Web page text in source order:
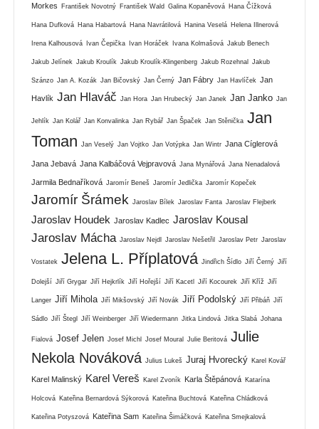
Morkes František Novotný František Wald Galina Kopaněvová Hana Čížková
Hana Dufková Hana Habartová Hana Navrátilová Hanina Veselá Helena Illnerová
Irena Kalhousová Ivan Čepička Ivan Horáček Ivana Kolmašová Jakub Benech
Jakub Jelínek Jakub Kroulík Jakub Kroulík-Klingenberg Jakub Rozehnal Jakub
Szánzo Jan A. Kozák Jan Bičovský Jan Černý Jan Fábry Jan Havlíček Jan
Havlík Jan Hlaváč Jan Hora Jan Hrubecký Jan Janek Jan Janko Jan
Jehlík Jan Kolář Jan Konvalinka Jan Rybář Jan Špaček Jan Stěnička Jan
Toman
Jan Veselý Jan Vojtko Jan Votýpka Jan Wintr Jana Cíglerová
Jana Jebavá Jana Kalbáčová Vejpravová Jana Mynářová Jana Nenadalová
Jarmila Bednaříková Jaromír Beneš Jaromír Jedlička Jaromír Kopeček
Jaromír Šrámek Jaroslav Bílek Jaroslav Fanta Jaroslav Flejberk
Jaroslav Houdek Jaroslav Kadlec Jaroslav Kousal
Jaroslav Mácha Jaroslav Nejdl Jaroslav Nešetřil Jaroslav Petr Jaroslav
Vostatek Jelena L. Příplatová Jindřich Šídlo Jiří Černý Jiří
Dolejší Jiří Grygar Jiří Hejkrlík Jiří Hořejší Jiří Kacetl Jiří Kocourek Jiří Kříž Jiří
Langer Jiří Mihola Jiří Mikšovský Jiří Novák Jiří Podolský Jiří Přibáň Jiří
Sádlo Jiří Štegl Jiří Weinberger Jiří Wiedermann Jitka Lindová Jitka Slabá Johana
Fialová Josef Jelen Josef Michl Josef Moural Julie Beritová Julie
Nekola Nováková Julius Lukeš Juraj Hvorecký Karel Kovář
Karel Malinský Karel Vereš Karel Zvoník Karla Štěpánová Katarína
Holcová Kateřina Bernardová Sýkorová Kateřina Buchtová Kateřina Chládková
Kateřina Potyszová Kateřina Sam Kateřina Šimáčková Kateřina Smejkalová